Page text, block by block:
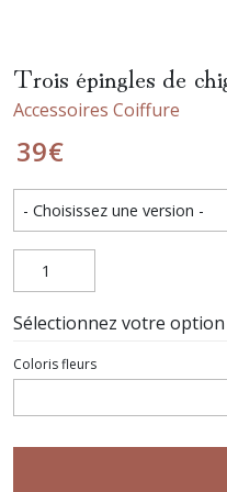
Trois épingles de
Accessoires Coiffure
39€
Sélectionnez votre option
Coloris fleurs